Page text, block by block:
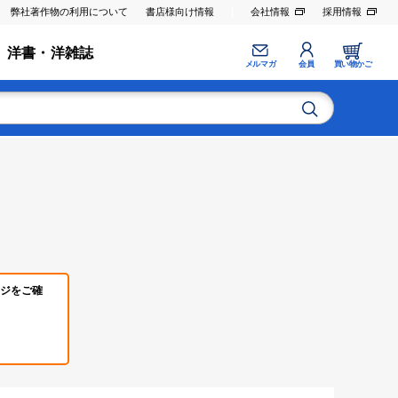
弊社著作物の利用について 書店様向け情報 会社情報 採用情報
洋書・洋雑誌
メルマガ 会員 買い物かご
をご確